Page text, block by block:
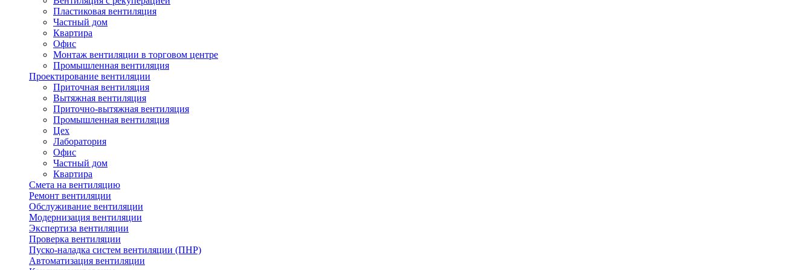
Пластиковая вентиляция
Частный дом
Квартира
Офис
Монтаж вентиляции в торговом центре
Промышленная вентиляция
Проектирование вентиляции
Приточная вентиляция
Вытяжная вентиляция
Приточно-вытяжная вентиляция
Промышленная вентиляция
Цех
Лаборатория
Офис
Частный дом
Квартира
Смета на вентиляцию
Ремонт вентиляции
Обслуживание вентиляции
Модернизация вентиляции
Экспертиза вентиляции
Проверка вентиляции
Пуско-наладка систем вентиляции (ПНР)
Автоматизация вентиляции